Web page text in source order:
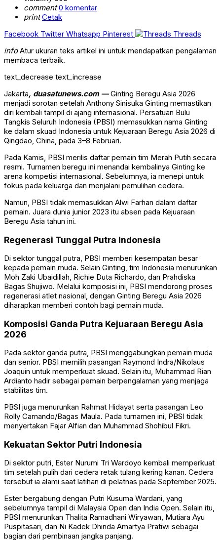
comment 0 komentar
print Cetak
Facebook Twitter Whatsapp Pinterest
Threads
infoAtur ukuran teks artikel ini untuk mendapatkan pengalaman
membaca terbaik.
text_decrease text_increase
Jakarta, duasatunews.com —Ginting Beregu Asia 2026
menjadi sorotan setelah Anthony Sinisuka Ginting memastikan
diri kembali tampil di ajang internasional. Persatuan Bulu
Tangkis Seluruh Indonesia (PBSI) memasukkan nama Ginting
ke dalam skuad Indonesia untuk Kejuaraan Beregu Asia 2026 di
Qingdao, China, pada 3–8 Februari.
Pada Kamis, PBSI merilis daftar pemain tim Merah Putih secara
resmi. Turnamen beregu ini menandai kembalinya Ginting ke
arena kompetisi internasional. Sebelumnya, ia menepi untuk
fokus pada keluarga dan menjalani pemulihan cedera.
Namun, PBSI tidak memasukkan Alwi Farhan dalam daftar
pemain. Juara dunia junior 2023 itu absen pada Kejuaraan
Beregu Asia tahun ini.
Regenerasi Tunggal Putra Indonesia
Di sektor tunggal putra, PBSI memberi kesempatan besar
kepada pemain muda. Selain Ginting, tim Indonesia menurunkan
Moh Zaki Ubaidillah, Richie Duta Richardo, dan Prahdiska
Bagas Shujiwo. Melalui komposisi ini, PBSI mendorong proses
regenerasi atlet nasional, dengan Ginting Beregu Asia 2026
diharapkan memberi contoh bagi pemain muda.
Komposisi Ganda Putra Kejuaraan Beregu Asia
2026
Pada sektor ganda putra, PBSI menggabungkan pemain muda
dan senior. PBSI memilih pasangan Raymond Indra/Nikolaus
Joaquin untuk memperkuat skuad. Selain itu, Muhammad Rian
Ardianto hadir sebagai pemain berpengalaman yang menjaga
stabilitas tim.
PBSI juga menurunkan Rahmat Hidayat serta pasangan Leo
Rolly Carnando/Bagas Maula. Pada turnamen ini, PBSI tidak
menyertakan Fajar Alfian dan Muhammad Shohibul Fikri.
Kekuatan Sektor Putri Indonesia
Di sektor putri, Ester Nurumi Tri Wardoyo kembali memperkuat
tim setelah pulih dari cedera retak tulang kering kanan. Cedera
tersebut ia alami saat latihan di pelatnas pada September 2025.
Ester bergabung dengan Putri Kusuma Wardani, yang
sebelumnya tampil di Malaysia Open dan India Open. Selain itu,
PBSI menurunkan Thalita Ramadhani Wiryawan, Mutiara Ayu
Puspitasari, dan Ni Kadek Dhinda Amartya Pratiwi sebagai
bagian dari pembinaan jangka panjang.